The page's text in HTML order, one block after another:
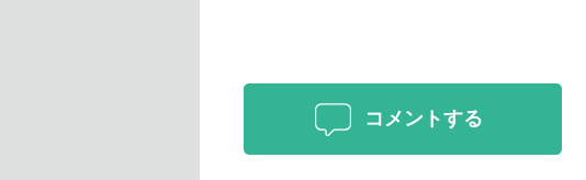
コメントする